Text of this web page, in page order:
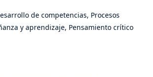
de competencias, Procesos
y aprendizaje, Pensamiento crítico